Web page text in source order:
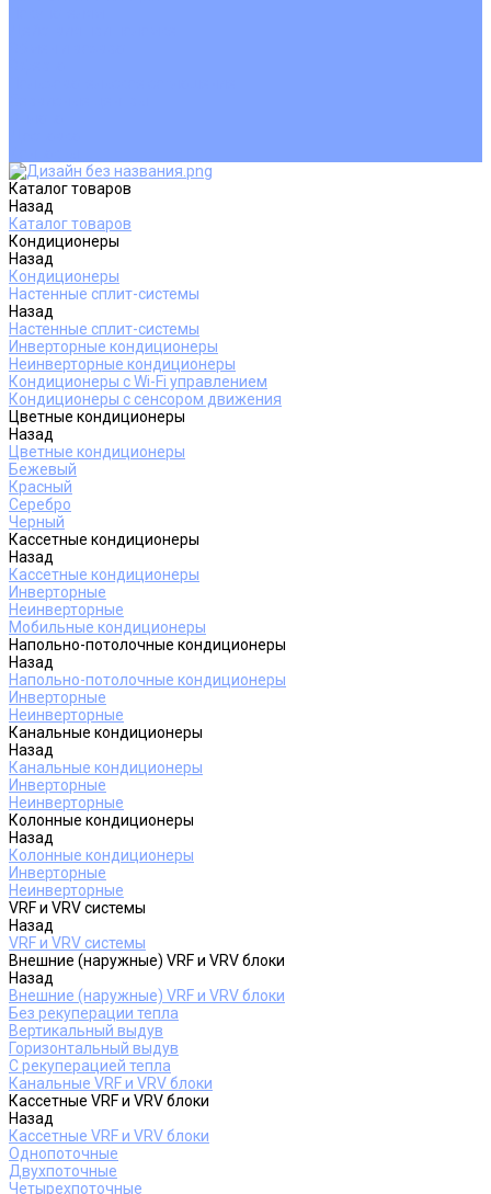
Каталог товаров
Назад
Каталог товаров
Кондиционеры
Назад
Кондиционеры
Настенные сплит-системы
Назад
Настенные сплит-системы
Инверторные кондиционеры
Неинверторные кондиционеры
Кондиционеры с Wi-Fi управлением
Кондиционеры с сенсором движения
Цветные кондиционеры
Назад
Цветные кондиционеры
Бежевый
Красный
Серебро
Черный
Кассетные кондиционеры
Назад
Кассетные кондиционеры
Инверторные
Неинверторные
Мобильные кондиционеры
Напольно-потолочные кондиционеры
Назад
Напольно-потолочные кондиционеры
Инверторные
Неинверторные
Канальные кондиционеры
Назад
Канальные кондиционеры
Инверторные
Неинверторные
Колонные кондиционеры
Назад
Колонные кондиционеры
Инверторные
Неинверторные
VRF и VRV системы
Назад
VRF и VRV системы
Внешние (наружные) VRF и VRV блоки
Назад
Внешние (наружные) VRF и VRV блоки
Без рекуперации тепла
Вертикальный выдув
Горизонтальный выдув
С рекуперацией тепла
Канальные VRF и VRV блоки
Кассетные VRF и VRV блоки
Назад
Кассетные VRF и VRV блоки
Однопоточные
Двухпоточные
Четырехпоточные